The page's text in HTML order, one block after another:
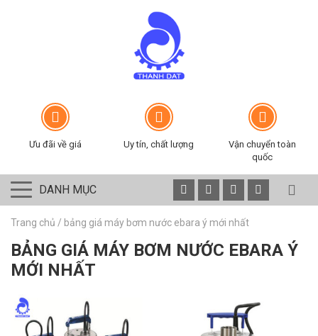
Ưu đãi về giá Uy tín, chất lượng
Vận chuyển toàn
quốc
DANH MỤC
Trang chủ / bảng giá máy bơm nước ebara ý mới nhất
BẢNG GIÁ MÁY BƠM NƯỚC EBARA Ý
MỚI NHẤT